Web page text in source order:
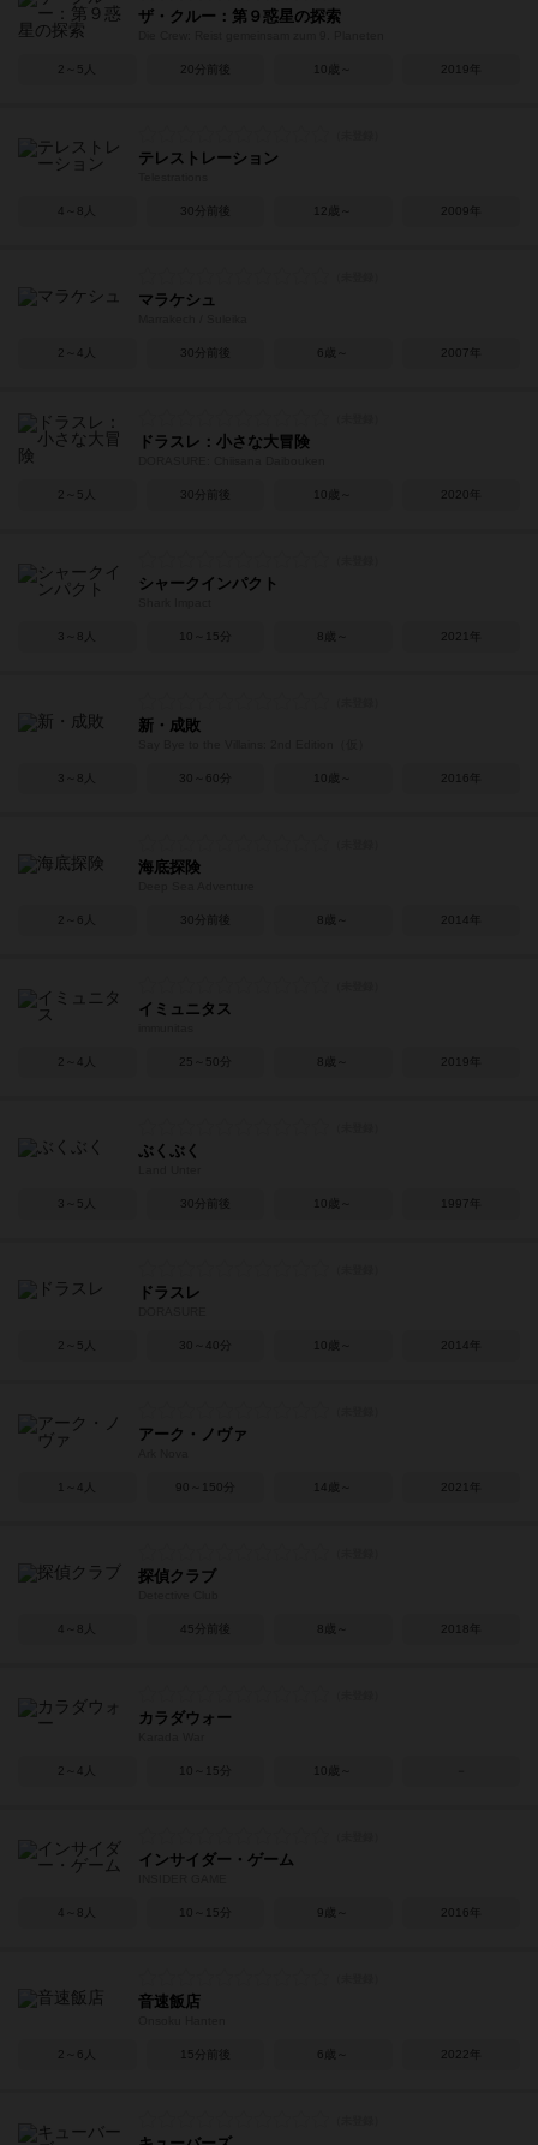
ザ・クルー：第９惑星の探索
2～5人 20分前後 10歳～ 2019年
テレストレーション
4～8人 30分前後 12歳～ 2009年
マラケシュ
2～4人 30分前後 6歳～ 2007年
ドラスレ：小さな大冒険
2～5人 30分前後 10歳～ 2020年
シャークインパクト
3～8人 10～15分 8歳～ 2021年
新・成敗
3～8人 30～60分 10歳～ 2016年
海底探険
2～6人 30分前後 8歳～ 2014年
イミュニタス
2～4人 25～50分 8歳～ 2019年
ぶくぶく
3～5人 30分前後 10歳～ 1997年
ドラスレ
2～5人 30～40分 10歳～ 2014年
アーク・ノヴァ
1～4人 90～150分 14歳～ 2021年
探偵クラブ
4～8人 45分前後 8歳～ 2018年
カラダウォー
2～4人 10～15分 10歳～
インサイダー・ゲーム
4～8人 10～15分 9歳～ 2016年
音速飯店
2～6人 15分前後 6歳～ 2022年